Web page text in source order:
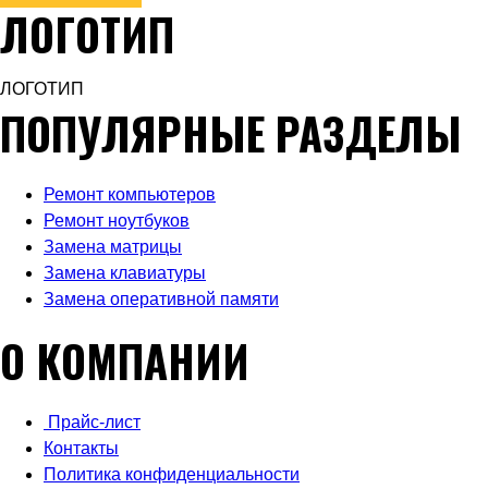
ЛОГОТИП
ЛОГОТИП
ПОПУЛЯРНЫЕ РАЗДЕЛЫ
Ремонт компьютеров
Ремонт ноутбуков
Замена матрицы
Замена клавиатуры
Замена оперативной памяти
О КОМПАНИИ
Прайс-лист
Контакты
Политика конфиденциальности